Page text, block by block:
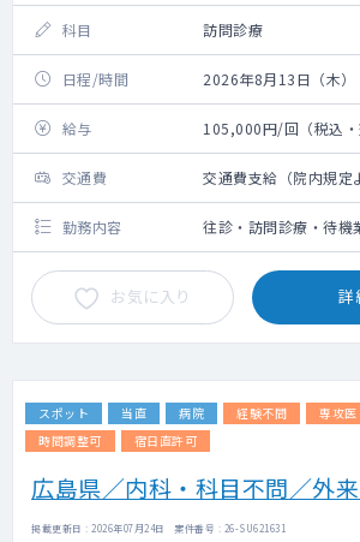
科目 訪問診療
日程/時間 2026年8月13日（木
給与 105,000円/回（税込・
交通費 交通費支給（院内規定
勤務内容 往診・訪問診療・待機
お気に入り 詳
スポット 当直 病院 経験不問
専攻
時間調整可
宿日直許可
広島県／内科・科目不問／外
掲載更新日 : 2026年07月24日 案件番号 : 26-SU621631